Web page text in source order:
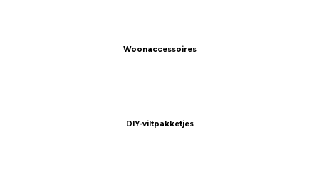
Woonaccessoires
DIY-viltpakketjes